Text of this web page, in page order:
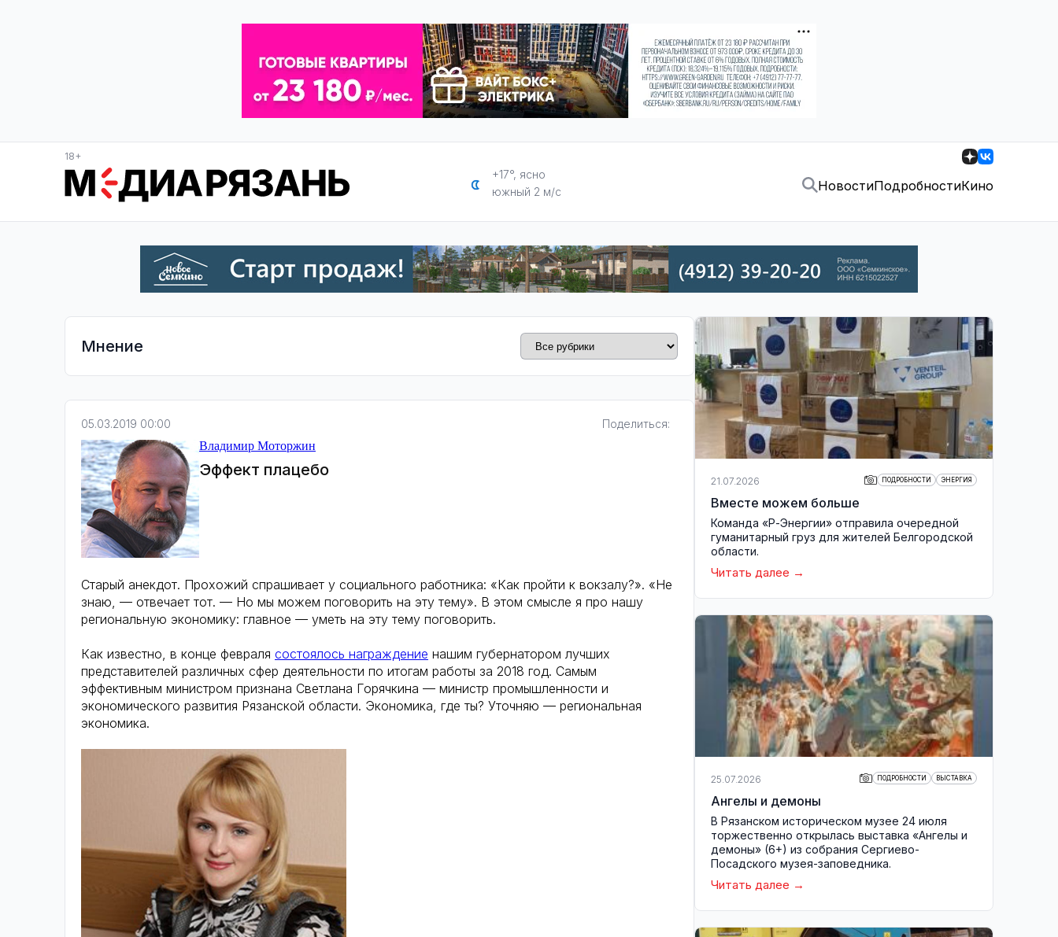
18+
+17°, ясно
южный 2 м/с
НовостиПодробностиКино
Мнение
05.03.2019 00:00 Поделиться:
Владимир Моторжин
Эффект плацебо
Старый анекдот. Прохожий спрашивает у социального работника: «Как пройти к вокзалу?». «Не
знаю, — отвечает тот. — Но мы можем поговорить на эту тему». В этом смысле я про нашу
региональную экономику: главное — уметь на эту тему поговорить.
Как известно, в конце февраля состоялось награждение нашим губернатором лучших
представителей различных сфер деятельности по итогам работы за 2018 год. Самым
эффективным министром признана Светлана Горячкина — министр промышленности и
экономического развития Рязанской области. Экономика, где ты? Уточняю — региональная
экономика.
21.07.2026 ПОДРОБНОСТИ ЭНЕРГИЯ
Вместе можем больше
Команда «Р-Энергии» отправила очередной
гуманитарный груз для жителей Белгородской
области.
Читать далее
25.07.2026 ПОДРОБНОСТИ ВЫСТАВКА
Ангелы и демоны
В Рязанском историческом музее 24 июля
торжественно открылась выставка «Ангелы и
демоны» (6+) из собрания Сергиево-
Посадского музея-заповедника.
Читать далее